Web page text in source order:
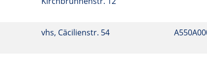
vhs, Cäcilienstr. 54